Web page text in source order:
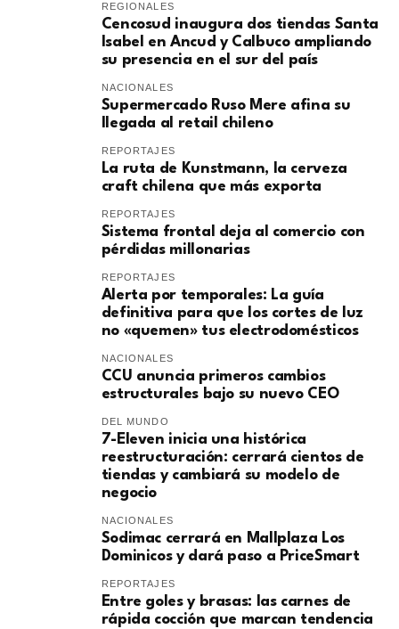
REGIONALES
Cencosud inaugura dos tiendas Santa
Isabel en Ancud y Calbuco ampliando
su presencia en el sur del país
NACIONALES
Supermercado Ruso Mere afina su
llegada al retail chileno
REPORTAJES
La ruta de Kunstmann, la cerveza
craft chilena que más exporta
REPORTAJES
Sistema frontal deja al comercio con
pérdidas millonarias
REPORTAJES
Alerta por temporales: La guía
definitiva para que los cortes de luz
no «quemen» tus electrodomésticos
NACIONALES
CCU anuncia primeros cambios
estructurales bajo su nuevo CEO
DEL MUNDO
7-Eleven inicia una histórica
reestructuración: cerrará cientos de
tiendas y cambiará su modelo de
negocio
NACIONALES
Sodimac cerrará en Mallplaza Los
Dominicos y dará paso a PriceSmart
REPORTAJES
Entre goles y brasas: las carnes de
rápida cocción que marcan tendencia